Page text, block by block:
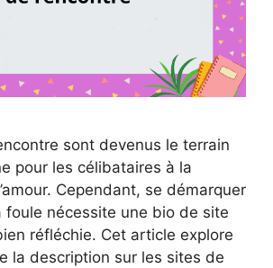
sont devenus le terrain
pour les célibataires à la
Cependant, se démarquer
foule nécessite une bio de site
réfléchie. Cet article explore
la description sur les sites de